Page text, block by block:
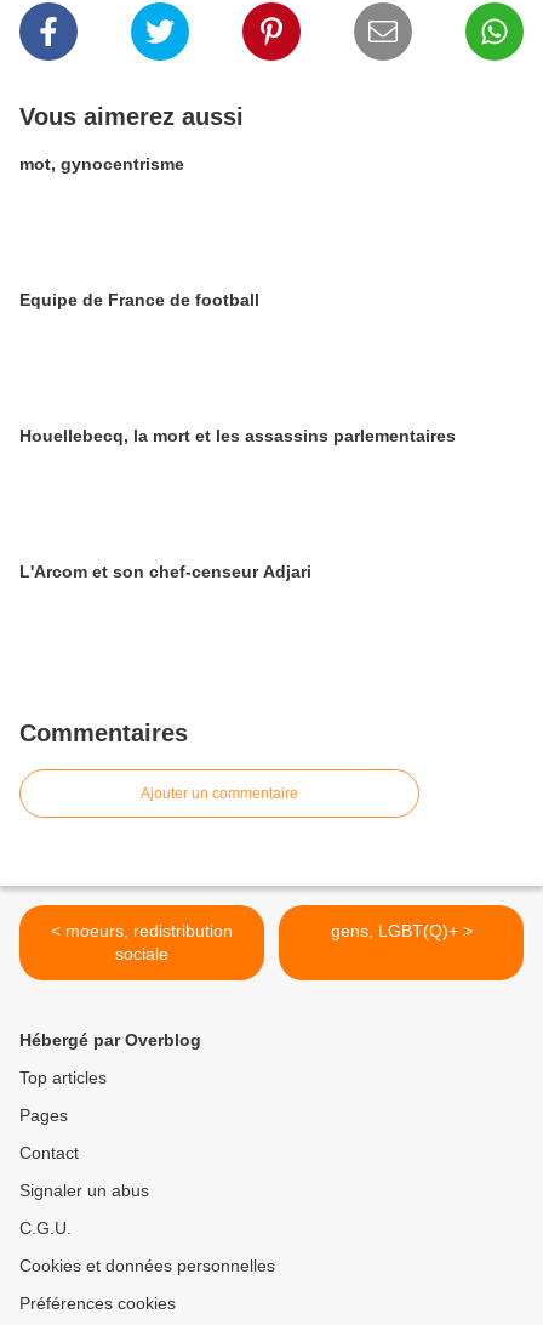
Vous aimerez aussi
mot, gynocentrisme
Equipe de France de football
Houellebecq, la mort et les assassins parlementaires
L'Arcom et son chef-censeur Adjari
Commentaires
Ajouter un commentaire
< moeurs, redistribution
sociale
gens, LGBT(Q)+ >
Hébergé par Overblog
Top articles
Pages
Contact
Signaler un abus
C.G.U.
Cookies et données personnelles
Préférences cookies